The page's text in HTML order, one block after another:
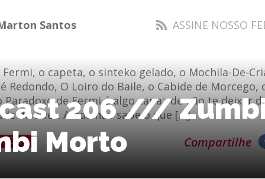
Santos ASSINE NOSSO
Fermi, o capeta, o sinteko gelado, o Mochila-De-
Redondo, O Loiro do Baile, o Cabide de Morcego,
Paradoxo de Fermi é algo capaz de não te deixar
de viver. Ainda não sabe o que […]
Compartilhe
206 ///
Morto